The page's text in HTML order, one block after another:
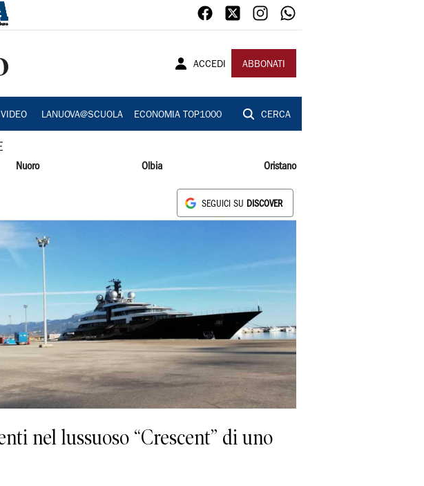
ACCEDI ABBONATI
VIDEO LANUOVA@SCUOLA ECONOMIA TOP1000 CERCA
Nuoro Olbia Oristano
SEGUICI SU DISCOVER
nel lussuoso “Crescent” di uno